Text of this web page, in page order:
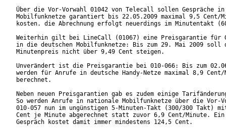
Über die Vor-Vorwahl 01042 von Telecall sollen Gespräche
Mobilfunknetze garantiert bis 22.05.2009 maximal 9,5 Cent/
kosten. die Abrechnung erfolgt neuerdings im Minutentakt
Weiterhin gilt bei LineCall (01067) eine Preisgarantie für
in die deutschen Mobilfunknetze: Bis zum 29. Mai 2009 soll
Minutenpreis nicht über 9,49 Cent steigen.
Unverändert ist die Preisgarantie bei 010-066: Bis zum
werden für Anrufe in deutsche Handy-Netze maximal 8,9 Cent/
berechnet.
Neben neuen Preisgarantien gab es zudem einige
So werden Anrufe in nationale Mobilfunknetze über die Vor-
010-057 nun im ungünstigen 5-Minuten-Takt (300/300 Takt)
Cent je Minute abgerechnet statt zuvor 6,9 Cent/Minute. Ein
Gespräch kostet damit immer mindestens 124,5 Cent.